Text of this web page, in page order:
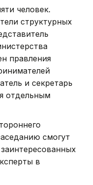
человек.
структурных
правления
и секретарь
отдельным
смогут
в